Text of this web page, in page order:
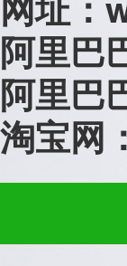
阿里巴
阿里巴
淘宝网：